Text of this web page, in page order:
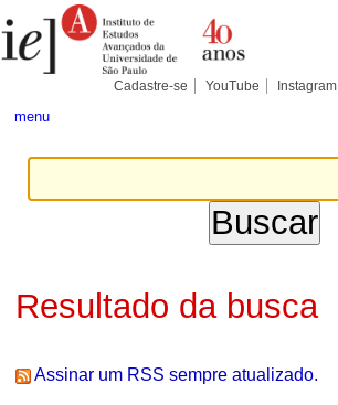
para
conteúdo.
Pessoais
Cadastre-se YouTube Instagram
menu
Resultado da busca
Assinar um RSS sempre atualizado.